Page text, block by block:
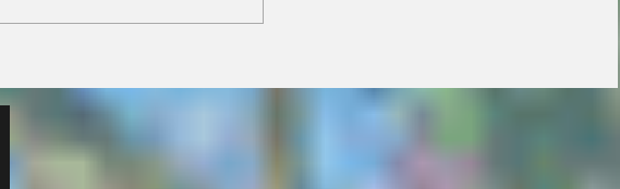
em
e supera meta de